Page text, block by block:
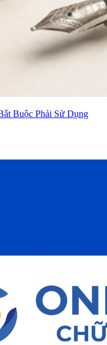
Buộc Phải Sử Dụng